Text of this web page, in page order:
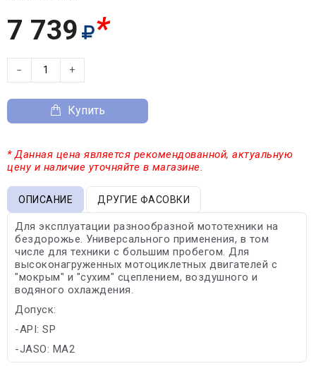
7 739 *
− +
Купить
* Данная цена является рекомендованной, актуальную
цену и наличие уточняйте в магазине.
ОПИСАНИЕ ДРУГИЕ ФАСОВКИ
Для эксплуатации разнообразной мототехники на
бездорожье. Универсального применения, в том
числе для техники с большим пробегом. Для
высоконагруженных мотоциклетных двигателей с
"мокрым" и "сухим" сцеплением, воздушного и
водяного охлаждения.
Допуск:
-API: SP
-JASO: MA2